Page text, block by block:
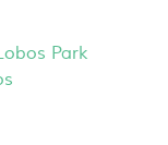
Park